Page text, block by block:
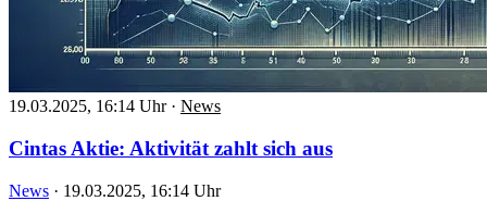
19.03.2025, 16:14 Uhr · News
Cintas Aktie: Aktivität zahlt sich aus
News · 19.03.2025, 16:14 Uhr